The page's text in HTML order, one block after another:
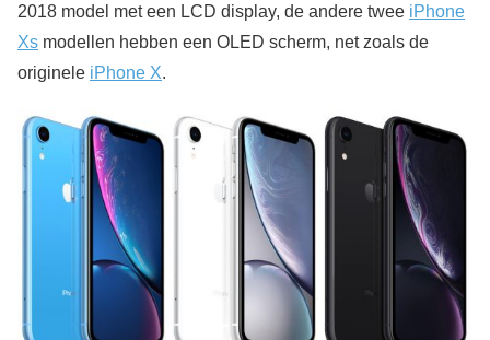
2018 model met een LCD display, de andere twee iPhone
Xs modellen hebben een OLED scherm, net zoals de
originele iPhone X.